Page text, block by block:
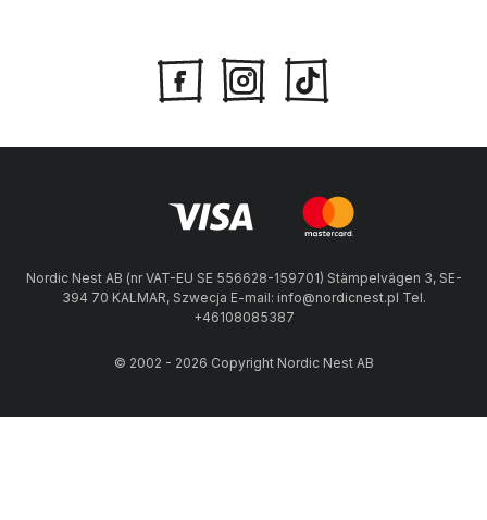
Nordic Nest AB (nr VAT-EU SE 556628-159701) Stämpelvägen 3, SE-
394 70 KALMAR, Szwecja E-mail: info@nordicnest.pl Tel.
+46108085387
© 2002 - 2026 Copyright Nordic Nest AB